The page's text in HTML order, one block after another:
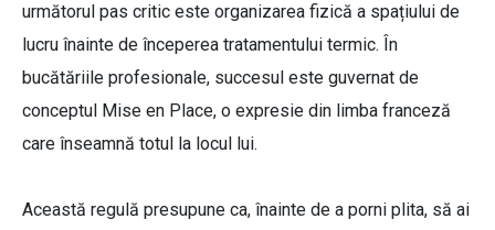
următorul pas critic este organizarea fizică a spațiului de
lucru înainte de începerea tratamentului termic. În
bucătăriile profesionale, succesul este guvernat de
conceptul Mise en Place, o expresie din limba franceză
care înseamnă totul la locul lui.
Această regulă presupune ca, înainte de a porni plita, să ai